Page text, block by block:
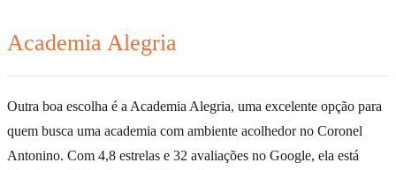
Academia Alegria
Outra boa escolha é a Academia Alegria, uma excelente opção para
quem busca uma academia com ambiente acolhedor no Coronel
Antonino. Com 4,8 estrelas e 32 avaliações no Google, ela está